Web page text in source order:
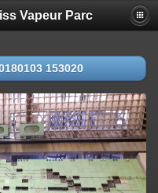
Vapeur Parc
153020